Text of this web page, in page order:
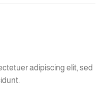
adipiscing elit, sed